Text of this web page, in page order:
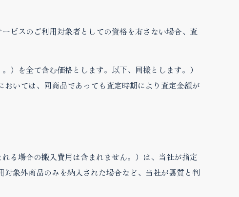
ビスのご利用対象者としての資格を有さない場合、査
）を全て含む価格とします。以下、同様とします。）
いては、同商品であっても査定時期により査定金額が
る場合の搬入費用は含まれません。）は、当社が指定
象外商品のみを納入された場合など、当社が悪質と判